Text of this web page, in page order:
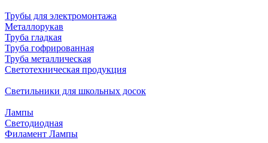
Трубы для электромонтажа
Металлорукав
Труба гладкая
Труба гофрированная
Труба металлическая
Светотехническая продукция
Светильники для школьных досок
Лампы
Светодиодная
Филамент Лампы